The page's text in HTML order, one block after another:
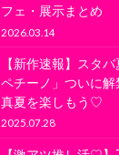
フェ・展示まとめ
2026.03.14
【新作速報】スタ
ペチーノ」ついに
真夏を楽しもう♡
2025.07.28